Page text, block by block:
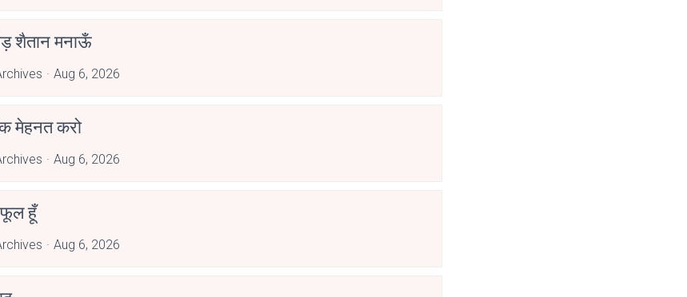
शैतान मनाऊँ
Aug 6, 2026
मेहनत करो
Aug 6, 2026
फूल हूँ
Aug 6, 2026